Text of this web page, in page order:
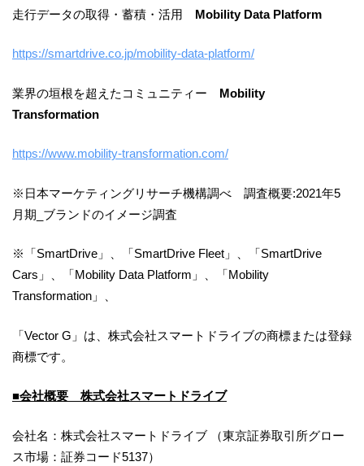
走行データの取得・蓄積・活用 Mobility Data Platform
https://smartdrive.co.jp/mobility-data-platform/
業界の垣根を超えたコミュニティー Mobility
Transformation
https://www.mobility-transformation.com/
※日本マーケティングリサーチ機構調べ 調査概要:2021年5
月期_ブランドのイメージ調査
※「SmartDrive」、「SmartDrive Fleet」、「SmartDrive
Cars」、「Mobility Data Platform」、「Mobility
Transformation」、
「Vector G」は、株式会社スマートドライブの商標または登録
商標です。
■会社概要 株式会社スマートドライブ
会社名：株式会社スマートドライブ （東京証券取引所グロー
ス市場：証券コード5137）